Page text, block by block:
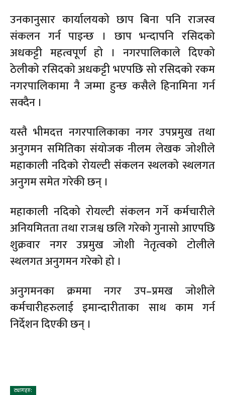
उनकानुसार कार्यालयको छाप बिना पनि राजस्व
संकलन गर्न पाइन्छ । छाप भन्दापनि रसिदको
अधकट्टी महत्वपूर्ण हो । नगरपालिकाले दिएको
ठेलीको रसिदको अधकट्टी भएपछि सो रसिदको रकम
नगरपालिकामा नै जम्मा हुन्छ कसैले हिनामिना गर्न
सक्दैन ।
यस्तै भीमदत्त नगरपालिकाका नगर उपप्रमुख तथा
अनुगमन समितिका संयोजक नीलम लेखक जोशीले
महाकाली नदिको रोयल्टी संकलन स्थलको स्थलगत
अनुगम समेत गरेकी छन् ।
महाकाली नदिको रोयल्टी संकलन गर्ने कर्मचारीले
अनियमितता तथा राजश्व छलि गरेको गुनासो आएपछि
शुक्रवार नगर उप्रमुख जोशी नेतृत्वको टोलीले
स्थलगत अनुगमन गरेको हो ।
अनुगमनका क्रममा नगर उप–प्रमख जोशीले
कर्मचारीहरुलाई इमान्दारीताका साथ काम गर्न
निर्देशन दिएकी छन् ।
ट्यागहरु: